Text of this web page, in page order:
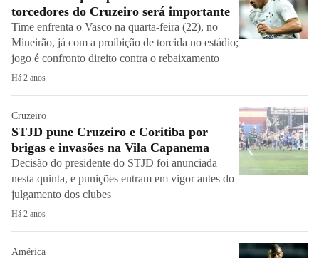
torcedores do Cruzeiro será importante
Time enfrenta o Vasco na quarta-feira (22), no
Mineirão, já com a proibição de torcida no estádio;
jogo é confronto direito contra o rebaixamento
Há 2 anos
Cruzeiro
STJD pune Cruzeiro e Coritiba por
brigas e invasões na Vila Capanema
Decisão do presidente do STJD foi anunciada
nesta quinta, e punições entram em vigor antes do
julgamento dos clubes
Há 2 anos
América